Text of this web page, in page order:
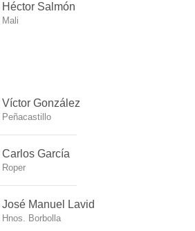
Héctor Salmón
Mali
Víctor González
Peñacastillo
Carlos García
Roper
José Manuel Lavid
Hnos. Borbolla